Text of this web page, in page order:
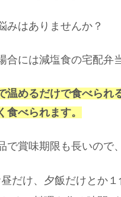
みはありませんか？
合には減塩食の宅配弁
温めるだけで食べられ
食べられます。
で賞味期限も長いので
だけ、夕飯だけとか１